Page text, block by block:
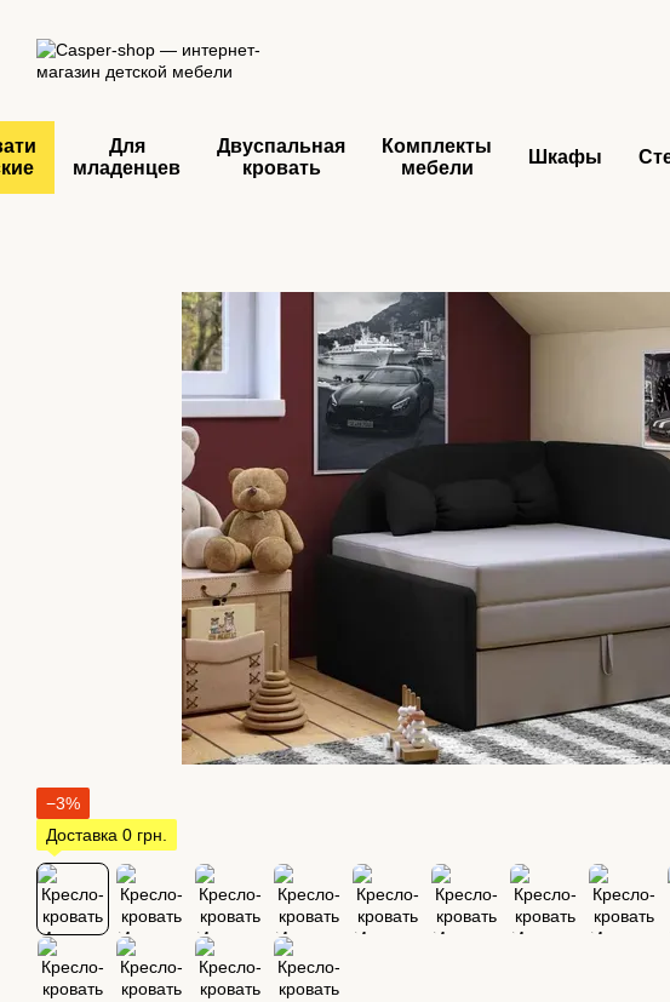
Для
младенцев
Двуспальная
кровать
Комплекты
мебели
Шкафы
−3%
Доставка 0 грн.